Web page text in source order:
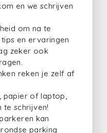
en we schrijven
om na te
en ervaringen
zeker ook
reken je zelf af
papier of laptop,
te schrijven!
kan
parking